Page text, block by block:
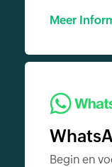
Meer
Begin en